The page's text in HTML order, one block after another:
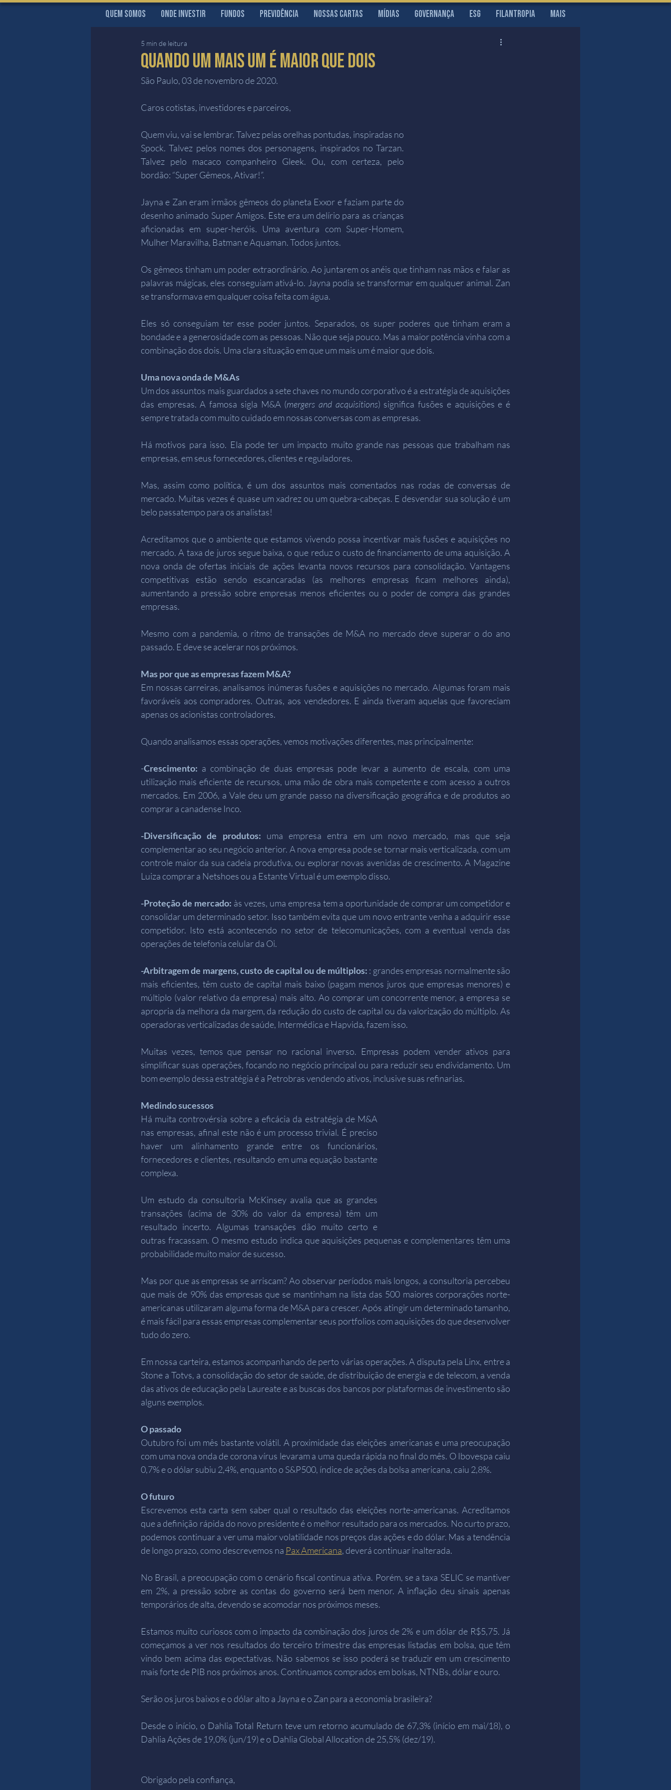
Quem Somos Onde Investir Fundos Previdência Nossas Cartas Mídias Governança ESG Filantropia MAIS
QUANDO UM MAIS UM É MAIOR QUE DOIS
5 min de leitura
São Paulo, 03 de novembro de 2020.
Caros cotistas, investidores e parceiros,​
Quem viu, vai se lembrar. Talvez pelas orelhas pontudas, inspiradas no
Spock. Talvez pelos nomes dos personagens, inspirados no Tarzan.
Talvez pelo macaco companheiro Gleek. Ou, com certeza, pelo
bordão: “Super Gêmeos, Ativar!”.
Jayna e Zan eram irmãos gêmeos do planeta Exxor e faziam parte do
desenho animado Super Amigos. Este era um delírio para as crianças
aficionadas em super-heróis. Uma aventura com Super-Homem,
Mulher Maravilha, Batman e Aquaman. Todos juntos.
Os gêmeos tinham um poder extraordinário. Ao juntarem os anéis que tinham nas mãos e falar as
palavras mágicas, eles conseguiam ativá-lo. Jayna podia se transformar em qualquer animal. Zan
se transformava em qualquer coisa feita com água.
Eles só conseguiam ter esse poder juntos. Separados, os super poderes que tinham eram a
bondade e a generosidade com as pessoas. Não que seja pouco. Mas a maior potência vinha com a
combinação dos dois. Uma clara situação em que um mais um é maior que dois.
Uma nova onda de M&As
Um dos assuntos mais guardados a sete chaves no mundo corporativo é a estratégia de aquisições
das empresas. A famosa sigla M&A (mergers and acquisitions) significa fusões e aquisições e é
sempre tratada com muito cuidado em nossas conversas com as empresas.
Há motivos para isso. Ela pode ter um impacto muito grande nas pessoas que trabalham nas
empresas, em seus fornecedores, clientes e reguladores.
Mas, assim como política, é um dos assuntos mais comentados nas rodas de conversas de
mercado. Muitas vezes é quase um xadrez ou um quebra-cabeças. E desvendar sua solução é um
belo passatempo para os analistas!
Acreditamos que o ambiente que estamos vivendo possa incentivar mais fusões e aquisições no
mercado. A taxa de juros segue baixa, o que reduz o custo de financiamento de uma aquisição. A
nova onda de ofertas iniciais de ações levanta novos recursos para consolidação. Vantagens
competitivas estão sendo escancaradas (as melhores empresas ficam melhores ainda),
aumentando a pressão sobre empresas menos eficientes ou o poder de compra das grandes
empresas.
Mesmo com a pandemia, o ritmo de transações de M&A no mercado deve superar o do ano
passado. E deve se acelerar nos próximos.
Mas por que as empresas fazem M&A?
Em nossas carreiras, analisamos inúmeras fusões e aquisições no mercado. Algumas foram mais
favoráveis aos compradores. Outras, aos vendedores. E ainda tiveram aquelas que favoreciam
apenas os acionistas controladores.
Quando analisamos essas operações, vemos motivações diferentes, mas principalmente:
-Crescimento: a combinação de duas empresas pode levar a aumento de escala, com uma
utilização mais eficiente de recursos, uma mão de obra mais competente e com acesso a outros
mercados. Em 2006, a Vale deu um grande passo na diversificação geográfica e de produtos ao
comprar a canadense Inco.
-Diversificação de produtos: uma empresa entra em um novo mercado, mas que seja
complementar ao seu negócio anterior. A nova empresa pode se tornar mais verticalizada, com um
controle maior da sua cadeia produtiva, ou explorar novas avenidas de crescimento. A Magazine
Luiza comprar a Netshoes ou a Estante Virtual é um exemplo disso.
-Proteção de mercado: às vezes, uma empresa tem a oportunidade de comprar um competidor e
consolidar um determinado setor. Isso também evita que um novo entrante venha a adquirir esse
competidor. Isto está acontecendo no setor de telecomunicações, com a eventual venda das
operações de telefonia celular da Oi.
-Arbitragem de margens, custo de capital ou de múltiplos: : grandes empresas normalmente são
mais eficientes, têm custo de capital mais baixo (pagam menos juros que empresas menores) e
múltiplo (valor relativo da empresa) mais alto. Ao comprar um concorrente menor, a empresa se
apropria da melhora da margem, da redução do custo de capital ou da valorização do múltiplo. As
operadoras verticalizadas de saúde, Intermédica e Hapvida, fazem isso.
Muitas vezes, temos que pensar no racional inverso. Empresas podem vender ativos para
simplificar suas operações, focando no negócio principal ou para reduzir seu endividamento. Um
bom exemplo dessa estratégia é a Petrobras vendendo ativos, inclusive suas refinarias.
Medindo sucessos
Há muita controvérsia sobre a eficácia da estratégia de M&A
nas empresas, afinal este não é um processo trivial. É preciso
haver um alinhamento grande entre os funcionários,
fornecedores e clientes, resultando em uma equação bastante
complexa.
Um estudo da consultoria McKinsey avalia que as grandes
transações (acima de 30% do valor da empresa) têm um
resultado incerto. Algumas transações dão muito certo e
outras fracassam. O mesmo estudo indica que aquisições pequenas e complementares têm uma
probabilidade muito maior de sucesso.
Mas por que as empresas se arriscam? Ao observar períodos mais longos, a consultoria percebeu
que mais de 90% das empresas que se mantinham na lista das 500 maiores corporações norte-
americanas utilizaram alguma forma de M&A para crescer. Após atingir um determinado tamanho,
é mais fácil para essas empresas complementar seus portfolios com aquisições do que desenvolver
tudo do zero.
Em nossa carteira, estamos acompanhando de perto várias operações. A disputa pela Linx, entre a
Stone a Totvs, a consolidação do setor de saúde, de distribuição de energia e de telecom, a venda
das ativos de educação pela Laureate e as buscas dos bancos por plataformas de investimento são
alguns exemplos.
O passado
Outubro foi um mês bastante volátil. A proximidade das eleições americanas e uma preocupação
com uma nova onda de corona vírus levaram a uma queda rápida no final do mês. O Ibovespa caiu
0,7% e o dólar subiu 2,4%, enquanto o S&P500, índice de ações da bolsa americana, caiu 2,8%.
O futuro
Escrevemos esta carta sem saber qual o resultado das eleições norte-americanas. Acreditamos
que a definição rápida do novo presidente é o melhor resultado para os mercados. No curto prazo,
podemos continuar a ver uma maior volatilidade nos preços das ações e do dólar. Mas a tendência
de longo prazo, como descrevemos na Pax Americana, deverá continuar inalterada.
No Brasil, a preocupação com o cenário fiscal continua ativa. Porém, se a taxa SELIC se mantiver
em 2%, a pressão sobre as contas do governo será bem menor. A inflação deu sinais apenas
temporários de alta, devendo se acomodar nos próximos meses.
Estamos muito curiosos com o impacto da combinação dos juros de 2% e um dólar de R$5,75. Já
começamos a ver nos resultados do terceiro trimestre das empresas listadas em bolsa, que têm
vindo bem acima das expectativas. Não sabemos se isso poderá se traduzir em um crescimento
mais forte de PIB nos próximos anos. Continuamos comprados em bolsas, NTNBs, dólar e ouro.
Serão os juros baixos e o dólar alto a Jayna e o Zan para a economia brasileira?
Desde o início, o Dahlia Total Return teve um retorno acumulado de 67,3% (início em mai/18), o
Dahlia Ações de 19,0% (jun/19) e o Dahlia Global Allocation de 25,5% (dez/19).
Obrigado pela confiança,